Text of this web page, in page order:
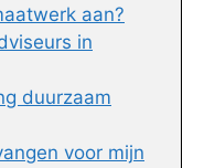
aan?
in
duurzaam
voor mijn